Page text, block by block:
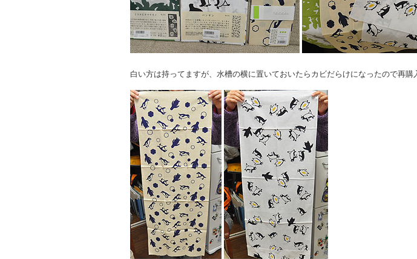
白い方は持ってますが、水槽の横に置いておいたらカビだらけになったので再